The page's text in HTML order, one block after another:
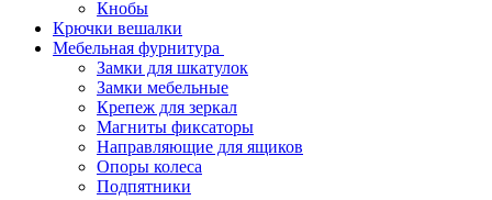
Кнобы
Крючки вешалки
Мебельная фурнитура
Замки для шкатулок
Замки мебельные
Крепеж для зеркал
Магниты фиксаторы
Направляющие для ящиков
Опоры колеса
Подпятники